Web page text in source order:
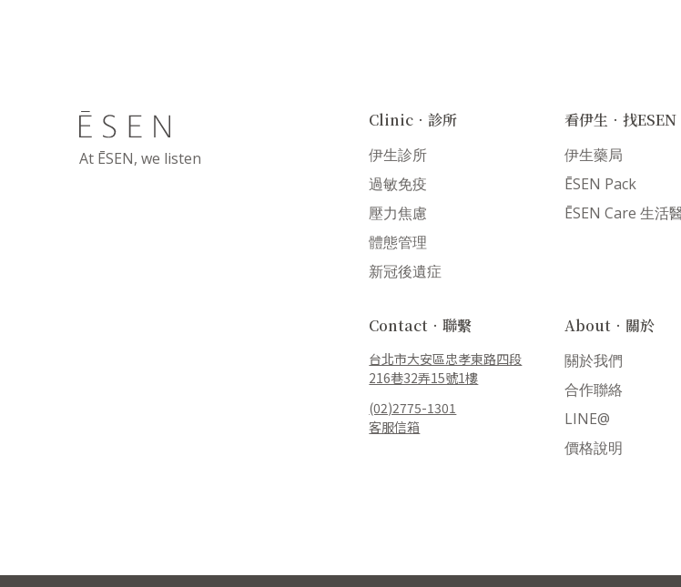
At ĒSEN, we listen
Clinic．診所
伊生診所
過敏免疫
壓力焦慮
體態管理
新冠後遺症
看伊生．找ESEN
伊生藥局
ĒSEN Pack
ĒSEN Care 生活
Contact．聯繫
台北市大安區忠孝東路四段
216巷32弄15號1樓
(02)2775-1301
客服信箱
About．關於
關於我們
合作聯絡
LINE@
價格說明